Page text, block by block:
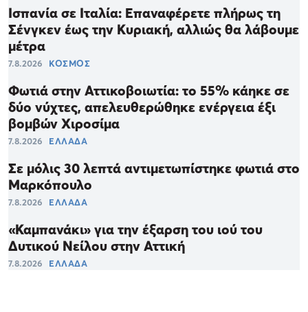
Ισπανία σε Ιταλία: Επαναφέρετε πλήρως τη
Σένγκεν έως την Κυριακή, αλλιώς θα λάβουμε
μέτρα
7.8.2026 ΚΟΣΜΟΣ
Φωτιά στην Αττικοβοιωτία: το 55% κάηκε σε
δύο νύχτες, απελευθερώθηκε ενέργεια έξι
βομβών Χιροσίμα
7.8.2026 ΕΛΛΑΔΑ
Σε μόλις 30 λεπτά αντιμετωπίστηκε φωτιά στο
Μαρκόπουλο
7.8.2026 ΕΛΛΑΔΑ
«Καμπανάκι» για την έξαρση του ιού του
Δυτικού Νείλου στην Αττική
7.8.2026 ΕΛΛΑΔΑ